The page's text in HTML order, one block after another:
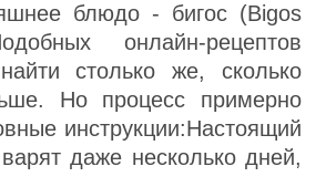
блюдо - бигос (Bigos
онлайн-рецептов
столько же, сколько
Но процесс примерно
инструкции:Настоящий
даже несколько дней,